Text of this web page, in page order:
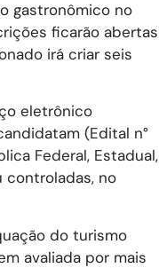
gastronômico no
ficarão abertas
irá criar seis
eletrônico
(Edital n°
Federal, Estadual,
controladas, no
do turismo
avaliada por mais